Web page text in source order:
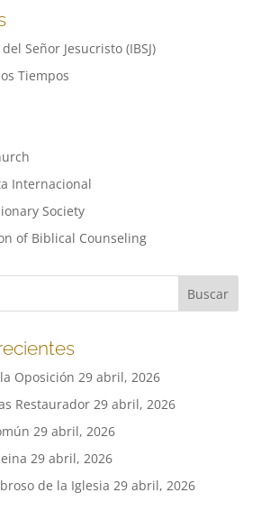
Señor Jesucristo (IBSJ)
Tiempos
Internacional
Society
of Biblical Counseling
Oposición 29 abril, 2026
Restaurador 29 abril, 2026
29 abril, 2026
29 abril, 2026
de la Iglesia 29 abril, 2026